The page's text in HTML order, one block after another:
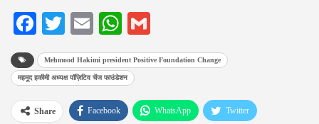
Facebook
TwitterEmailWhatsApp
Mehmood Hakimi president Positive Foundation Change
महमूद हकीमी अध्यक्ष पॉज़िटिव चेंज फाउंडेशन
Share Facebook WhatsApp Twitter